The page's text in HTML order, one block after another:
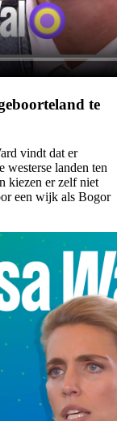
te
vindt dat er
westerse landen ten
kiezen er zelf niet
een wijk als Bogor